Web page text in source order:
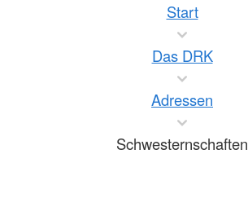
Start
Das DRK
Adressen
Schwesternschaften